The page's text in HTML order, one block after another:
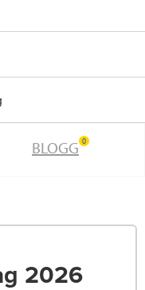
BLOGG 0
2026